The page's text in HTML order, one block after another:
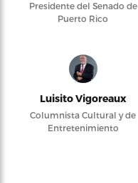
Presidente del Senado de
Puerto Rico
Luisito Vigoreaux
Columnista Cultural y de
Entretenimiento